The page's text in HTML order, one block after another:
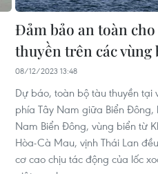
Đảm bảo an toàn cho
thuyền trên các vùng
08/12/2023 13:48
Dự báo, toàn bộ tàu thuyền tại
phía Tây Nam giữa Biển Đông,
Nam Biển Đông, vùng biển từ
Hòa-Cà Mau, vịnh Thái Lan
cơ cao chịu tác động của lốc